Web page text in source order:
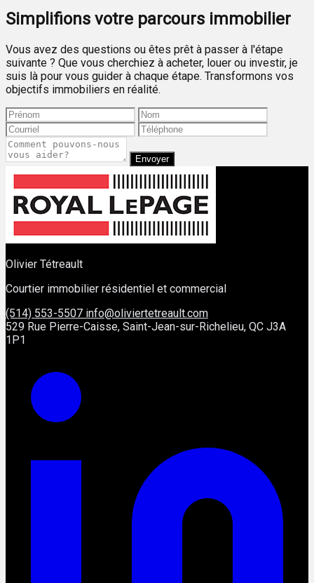
Simplifions votre parcours immobilier
Vous avez des questions ou êtes prêt à passer à l'étape
suivante ? Que vous cherchiez à acheter, louer ou investir, je
suis là pour vous guider à chaque étape. Transformons vos
objectifs immobiliers en réalité.
Envoyer
Olivier Tétreault
Courtier immobilier résidentiel et commercial
(514) 553-5507 info@oliviertetreault.com
529 Rue Pierre-Caisse, Saint-Jean-sur-Richelieu, QC J3A
1P1